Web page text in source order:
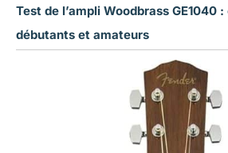
Test de l’ampli Woodbrass GE1040
débutants et amateurs